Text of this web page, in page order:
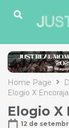
Home Page
Elogio X
Elogio X
12 de